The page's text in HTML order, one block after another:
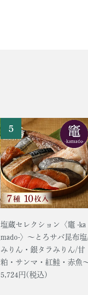
塩蔵セレクション〈竈 -ka
mado-〉～とろサバ昆布
みりん・銀タラみりん/甘
粕・サンマ・紅鮭・赤魚
5,724円(税込)